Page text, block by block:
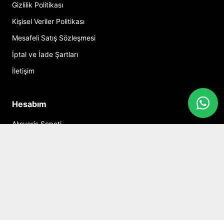
Gizlilik Politikası
Kişisel Veriler Politikası
Mesafeli Satış Sözleşmesi
İptal ve İade Şartları
İletişim
Hesabım
Alışveriş Sepeti